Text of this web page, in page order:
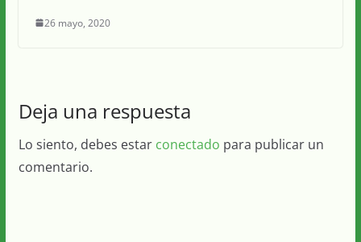
26 mayo, 2020
Deja una respuesta
Lo siento, debes estar conectado para publicar un
comentario.